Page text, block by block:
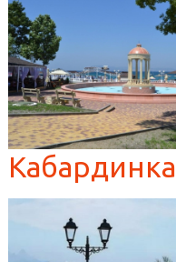
Кабардинка